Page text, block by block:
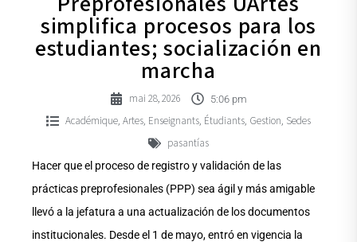
simplifica procesos para los
estudiantes; socialización en
marcha
mai 28, 2026 5:06 pm
Académique Artes Enseignants Étudiants Gestion Sedes
pasantías
Hacer que el proceso de registro y validación de las
prácticas preprofesionales (PPP) sea ágil y más amigable
llevó a la jefatura a una actualización de los documentos
institucionales. Desde el 1 de mayo, entró en vigencia la